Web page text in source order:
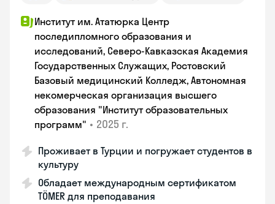
Институт им. Ататюрка Центр
последипломного образования и
исследований, Северо-Кавказская Академия
Государственных Служащих, Ростовский
Базовый медицинский Колледж, Автономная
некомерческая организация высшего
образования "Институт образовательных
программ" • 2025 г.
Проживает в Турции и погружает студентов в
культуру
Обладает международным сертификатом
TÖMER для преподавания